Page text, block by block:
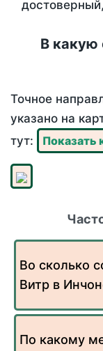
В какую
Точное
указано на
тут:
Показать
Во сколько
Витр в
По какому